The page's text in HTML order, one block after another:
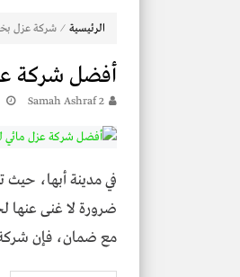
الرئيسية ⁄ شركة عزل
أفضل شركة
Samah Ashraf 2
في مدينة أبها،
ضرورة لا غنى عنها
مع ضمان، فإن شركة